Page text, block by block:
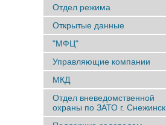
Отдел режима
Открытые данные
"МФЦ"
Управляющие компании
МКД
Отдел вневедомственной
охраны по ЗАТО г. Снежинск